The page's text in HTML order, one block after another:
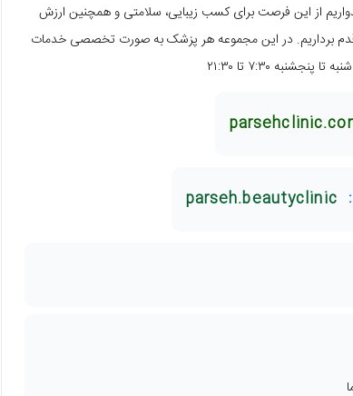
از این فرصت برای کسب زیبایی، سلامتی و همچنین ارزش
قدم برداریم. در این مجموعه هر پزشک به صورت تخصصی خدمات
۷:۳۰ تا ۲۱:۳۰
parseh.beautyclinic